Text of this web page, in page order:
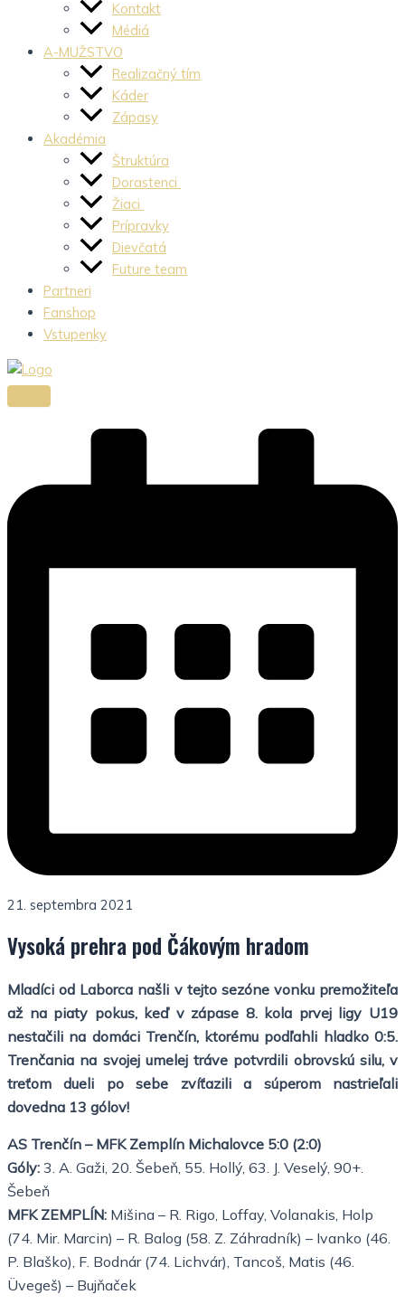
Kontakt
Médiá
A-MUŽSTVO
Realizačný tím
Káder
Zápasy
Akadémia
Štruktúra
Dorastenci
Žiaci
Prípravky
Dievčatá
Future team
Partneri
Fanshop
Vstupenky
21. septembra 2021
Vysoká prehra pod Čákovým hradom
Mladíci od Laborca našli v tejto sezóne vonku premožiteľa
až na piaty pokus, keď v zápase 8. kola prvej ligy U19
nestačili na domáci Trenčín, ktorému podľahli hladko 0:5.
Trenčania na svojej umelej tráve potvrdili obrovskú silu, v
treťom dueli po sebe zvíťazili a súperom nastrieľali
dovedna 13 gólov!
AS Trenčín – MFK Zemplín Michalovce 5:0 (2:0)
Góly: 3. A. Gaži, 20. Šebeň, 55. Hollý, 63. J. Veselý, 90+.
Šebeň
MFK ZEMPLÍN: Mišina – R. Rigo, Loffay, Volanakis, Holp
(74. Mir. Marcin) – R. Balog (58. Z. Záhradník) – Ivanko (46.
P. Blaško), F. Bodnár (74. Lichvár), Tancoš, Matis (46.
Üvegeš) – Bujňaček